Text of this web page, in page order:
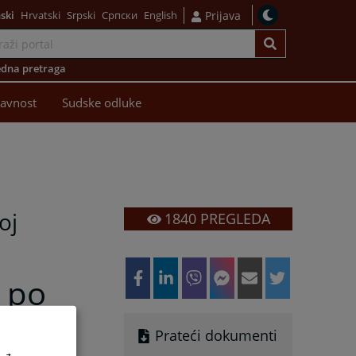
Hrvatski Srpski Српски English Prijava
pretraga
Sudske odluke
po
1840PREGLEDA
Prateći dokumenti